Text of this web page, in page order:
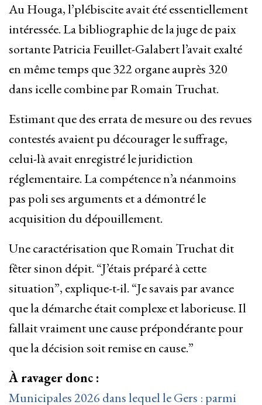
Au Houga, l’plébiscite avait été essentiellement
intéressée. La bibliographie de la juge de paix
sortante Patricia Feuillet-Galabert l’avait exalté
en même temps que 322 organe auprès 320
dans icelle combine par Romain Truchat.
Estimant que des errata de mesure ou des revues
contestés avaient pu décourager le suffrage,
celui-là avait enregistré le juridiction
réglementaire. La compétence n’a néanmoins
pas poli ses arguments et a démontré le
acquisition du dépouillement.
Une caractérisation que Romain Truchat dit
fêter sinon dépit. “J’étais préparé à cette
situation”, explique-t-il. “Je savais par avance
que la démarche était complexe et laborieuse. Il
fallait vraiment une cause prépondérante pour
que la décision soit remise en cause.”
À ravager donc :
Municipales 2026 dans lequel le Gers : parmi